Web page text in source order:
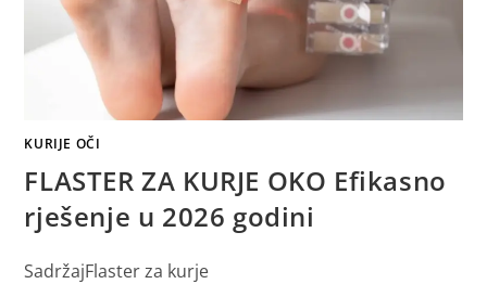
KURIJE OČI
FLASTER ZA KURJE OKO Efikasno
rješenje u 2026 godini
SadržajFlaster za kurje